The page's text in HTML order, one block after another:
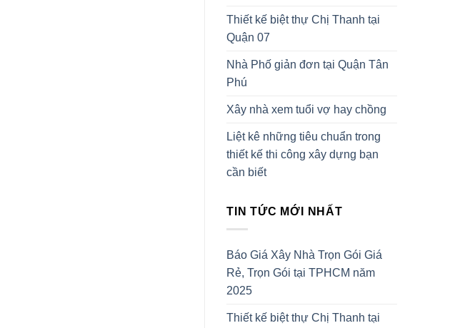
Thiết kế biệt thự Chị Thanh tại
Quận 07
Nhà Phố giản đơn tại Quận Tân
Phú
Xây nhà xem tuổi vợ hay chồng
Liệt kê những tiêu chuẩn trong
thiết kế thi công xây dựng bạn
cần biết
TIN TỨC MỚI NHẤT
Báo Giá Xây Nhà Trọn Gói Giá
Rẻ, Trọn Gói tại TPHCM năm
2025
Thiết kế biệt thự Chị Thanh tại